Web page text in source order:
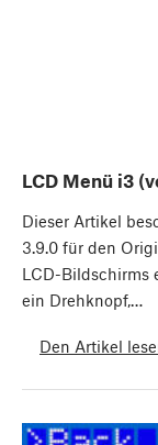
LCD Menü i3
Dieser Artikel
3.9.0 für den
LCD-Bildschirms
ein Drehknopf,…
Den Artikel